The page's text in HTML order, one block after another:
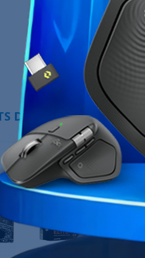
DANS LA MÊME